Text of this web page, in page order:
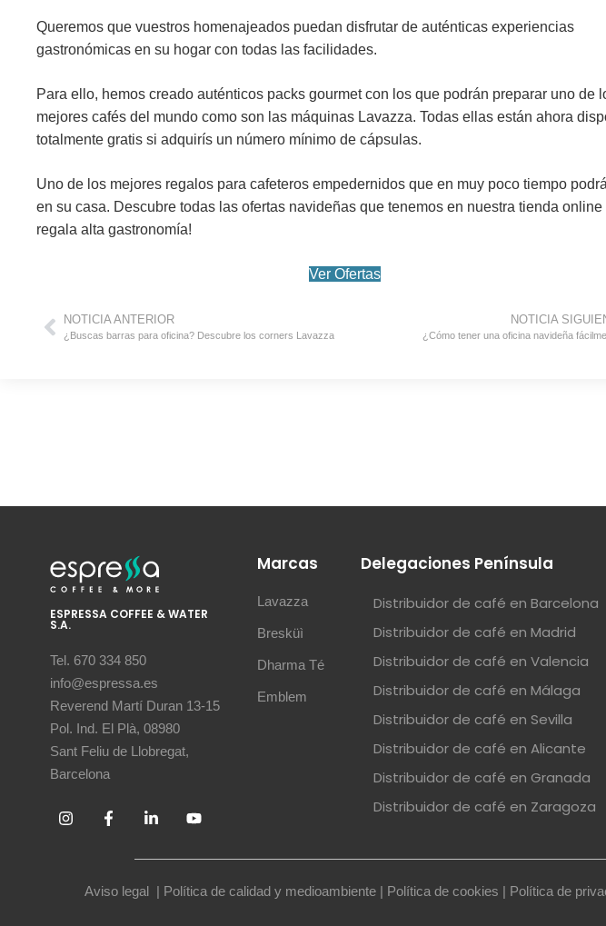
Queremos que vuestros homenajeados puedan disfrutar de auténticas experiencias
gastronómicas en su hogar con todas las facilidades.
Para ello, hemos creado auténticos packs gourmetcon los que podrán preparar uno de
mejores cafés del mundo como son las máquinas Lavazza. Todas ellas están ahora
totalmente gratis si adquirís un número mínimo de cápsulas.
Uno de los mejores regalos para cafeteros empedernidos que en muy poco tiempo
en su casa. Descubre todas las ofertas navideñas que tenemos en nuestra tienda online
regala alta gastronomía!
Ver Ofertas
NOTICIA ANTERIOR
¿Buscas barras para oficina? Descubre los corners Lavazza
NOTICIA
¿Cómo tener una oficina navideña
ESPRESSA COFFEE & WATER
S.A.
Tel. 670 334 850
info@espressa.es
Reverend Martí Duran 13-15
Pol. Ind. El Plà, 08980
Sant Feliu de Llobregat,
Barcelona
Marcas
Lavazza
Bresküì
Dharma Té
Emblem
Delegaciones Península
Distribuidor de café en Barcelona
Distribuidor de café en Madrid
Distribuidor de café en Valencia
Distribuidor de café en Málaga
Distribuidor de café en Sevilla
Distribuidor de café en Alicante
Distribuidor de café en Granada
Distribuidor de café en Zaragoza
Aviso legal | Política de calidad y medioambiente| Política de cookies | Política de